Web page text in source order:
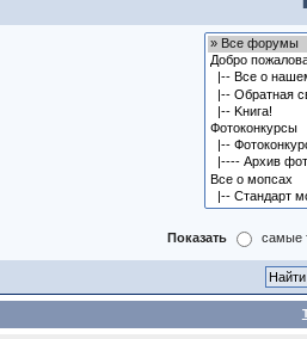
Показать самые